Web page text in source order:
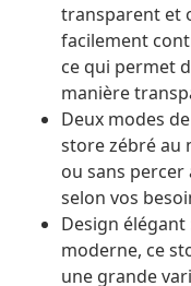
transparent et
facilement
ce qui permet
manière
Deux modes
store zébré au
ou sans
selon vos
Design
moderne, ce
une grande